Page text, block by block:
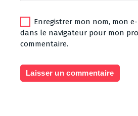
Enregistrer mon nom, mon
dans le navigateur pour mon
commentaire.